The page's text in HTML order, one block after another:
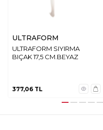
ULTRAFORM
ULTRAFORM SIYIRMA
BIÇAK 17,5 CM.BEYAZ
377,06 TL